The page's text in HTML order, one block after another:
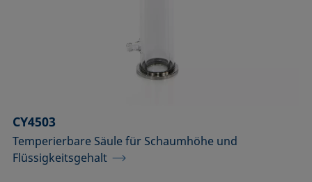
CY4503
Temperierbare Säule für Schaumhöhe und
Flüssigkeitsgehalt